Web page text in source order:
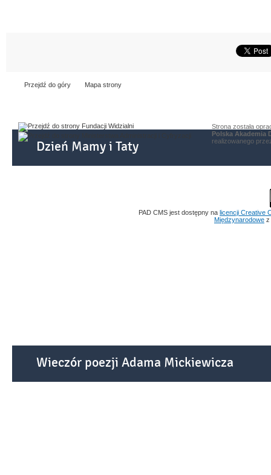
Dzień Mamy i Taty
Wieczór poezji Adama Mickiewicza
Przejdź do góry Mapa strony
Strona została
Polska Akademia
realizowanego
PAD CMS jest dostępny na licencji Creative
Międzynarodowe z